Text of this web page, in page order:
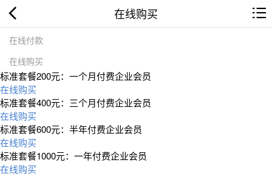
在线购买
在线付款
在线购买
标准套餐200元：一个月付费企业会员
在线购买
标准套餐400元：三个月付费企业会员
在线购买
标准套餐600元：半年付费企业会员
在线购买
标准套餐1000元：一年付费企业会员
在线购买